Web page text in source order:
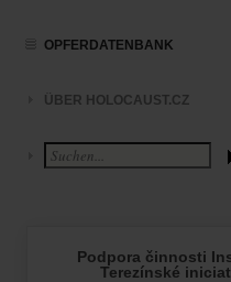
OPFERDATENBANK
ÜBER HOLOCAUST.CZ